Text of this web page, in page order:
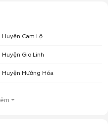
Huyện Cam Lộ
Huyện Gio Linh
Huyện Hướng Hóa